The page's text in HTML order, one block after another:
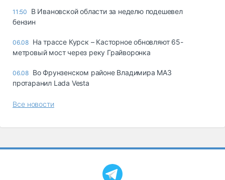
11:50
В Ивановской области за неделю подешевел
бензин
06.08 На трассе Курск – Касторное обновляют 65-
метровый мост через реку Грайворонка
06.08 Во Фрунзенском районе Владимира МАЗ
протаранил Lada Vesta
Все новости